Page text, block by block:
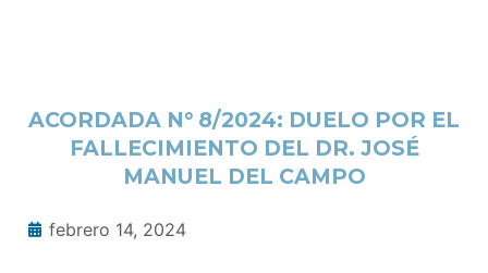
ACORDADA N° 8/2024: DUELO POR EL
FALLECIMIENTO DEL DR. JOSÉ
MANUEL DEL CAMPO
febrero 14, 2024